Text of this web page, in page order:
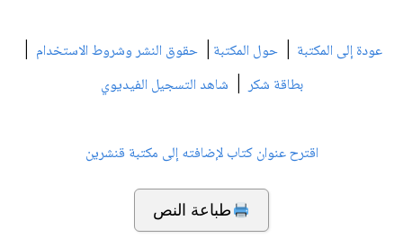
عودة إلى المكتبة | حول المكتبة | حقوق النشر وشروط الاستخدام |
بطاقة شكر| شاهد التسجيل الفيديوي
اقترح عنوان كتاب لإضافته إلى مكتبة قنشرين
طباعة النص